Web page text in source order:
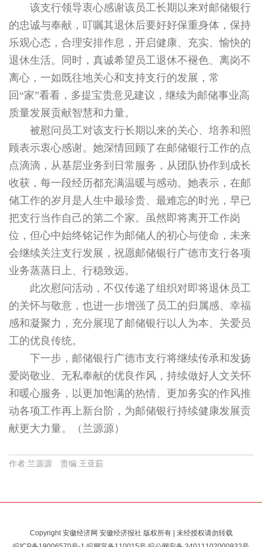
该支行领导衷心感谢该员工长期以来对邮储银行
的忠诚与奉献，叮嘱其退休后要好好保重身体，保持
乐观心态，合理安排作息，开启健康、充实、愉快的
退休生活。同时，真诚希望员工退休不褪色、离岗不
离心，一如既往地关心和支持支行的发展，常
回“家”看看，多提宝贵意见建议，继续为邮储事业高
质量发展贡献智慧和力量。
被慰问员工对该支行长期以来的关心、培养和照
顾表示衷心感谢。她深情回顾了在邮储银行工作的点
点滴滴，从基层业务到日常服务，从团队协作到成长
收获，每一段经历都充满温暖与感动。她表示，在邮
储工作的岁月是人生中最珍贵、最难忘的时光，早已
把支行当作自己的第二个家。虽然即将离开工作岗
位，但心中始终铭记作为邮储人的初心与使命，未来
会继续关注支行发展，祝愿邮储银行广德市支行各项
业务蒸蒸日上、行稳致远。
此次慰问活动，不仅传递了组织对即将退休员工
的关怀与敬意，也进一步增强了员工的归属感、幸福
感和凝聚力，充分展现了邮储银行以人为本、关爱员
工的优良传统。
下一步，邮储银行广德市支行将继续传承和发扬
爱岗敬业、无私奉献的优良作风，持续做好人文关怀
和暖心服务，以更加饱满的热情、更加务实的作风推
动各项工作再上新台阶，为邮储银行持续健康发展贡
献更大力量。（兰源源）
作者:兰源源 责编:王亚茹
Copyright 安徽经济网 安徽经济报社 版权所有 | 未经授权请勿转载